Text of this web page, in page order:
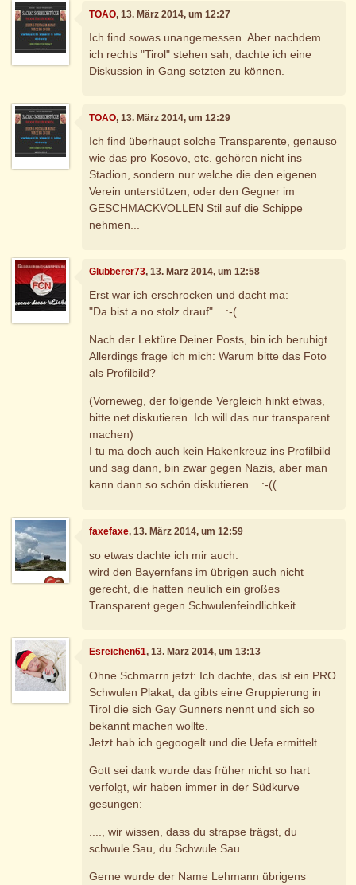
TOAO, 13. März 2014, um 12:27
Ich find sowas unangemessen. Aber nachdem
ich rechts "Tirol" stehen sah, dachte ich eine
Diskussion in Gang setzten zu können.
TOAO, 13. März 2014, um 12:29
Ich find überhaupt solche Transparente, genauso
wie das pro Kosovo, etc. gehören nicht ins
Stadion, sondern nur welche die den eigenen
Verein unterstützen, oder den Gegner im
GESCHMACKVOLLEN Stil auf die Schippe
nehmen...
Glubberer73, 13. März 2014, um 12:58
Erst war ich erschrocken und dacht ma:
"Da bist a no stolz drauf"... :-(
Nach der Lektüre Deiner Posts, bin ich beruhigt.
Allerdings frage ich mich: Warum bitte das Foto
als Profilbild?
(Vorneweg, der folgende Vergleich hinkt etwas,
bitte net diskutieren. Ich will das nur transparent
machen)
I tu ma doch auch kein Hakenkreuz ins Profilbild
und sag dann, bin zwar gegen Nazis, aber man
kann dann so schön diskutieren... :-((
faxefaxe, 13. März 2014, um 12:59
so etwas dachte ich mir auch.
wird den Bayernfans im übrigen auch nicht
gerecht, die hatten neulich ein großes
Transparent gegen Schwulenfeindlichkeit.
Esreichen61, 13. März 2014, um 13:13
Ohne Schmarrn jetzt: Ich dachte, das ist ein PRO
Schwulen Plakat, da gibts eine Gruppierung in
Tirol die sich Gay Gunners nennt und sich so
bekannt machen wollte.
Jetzt hab ich gegoogelt und die Uefa ermittelt.
Gott sei dank wurde das früher nicht so hart
verfolgt, wir haben immer in der Südkurve
gesungen:
...., wir wissen, dass du strapse trägst, du
schwule Sau, du Schwule Sau.
Gerne wurde der Name Lehmann übrigens